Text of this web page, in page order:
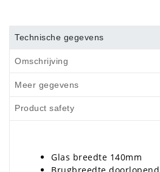
Technische gegevens
Omschrijving
Meer gegevens
Product safety
Glas breedte 140mm